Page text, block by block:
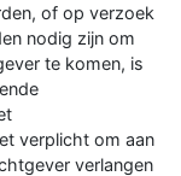
of op verzoek
nodig zijn om
te komen, is
verplicht om aan
verlangen